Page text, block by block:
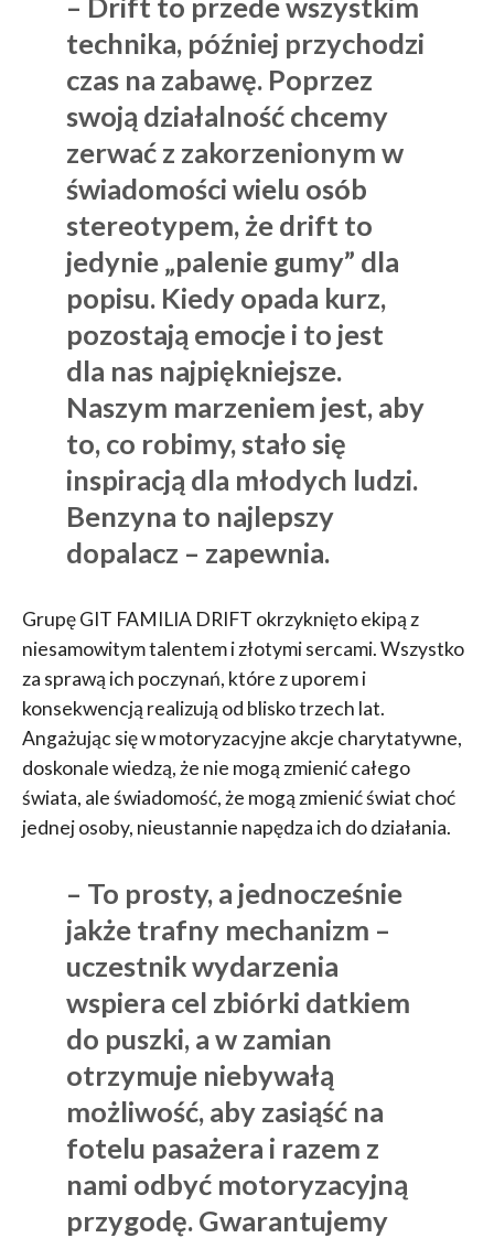
technika, później przychodzi
czas na zabawę. Poprzez
swoją działalność chcemy
zerwać z zakorzenionym w
świadomości wielu osób
stereotypem, że drift to
jedynie „palenie gumy” dla
popisu. Kiedy opada kurz,
pozostają emocje i to jest
dla nas najpiękniejsze.
Naszym marzeniem jest, aby
to, co robimy, stało się
inspiracją dla młodych ludzi.
Benzyna to najlepszy
dopalacz – zapewnia.
Grupę GIT FAMILIA DRIFT okrzyknięto ekipą z
niesamowitym talentem i złotymi sercami. Wszystko
za sprawą ich poczynań, które z uporem i
konsekwencją realizują od blisko trzech lat.
Angażując się w motoryzacyjne akcje charytatywne,
doskonale wiedzą, że nie mogą zmienić całego
świata, ale świadomość, że mogą zmienić świat choć
jednej osoby, nieustannie napędza ich do działania.
– To prosty, a jednocześnie
jakże trafny mechanizm –
uczestnik wydarzenia
wspiera cel zbiórki datkiem
do puszki, a w zamian
otrzymuje niebywałą
możliwość, aby zasiąść na
fotelu pasażera i razem z
nami odbyć motoryzacyjną
przygodę. Gwarantujemy